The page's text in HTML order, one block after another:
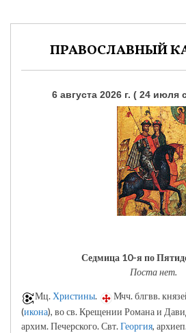
ПРАВОСЛАВНЫЙ
6 августа 2026 г. ( 24 июля
Седмица 10-я по
Поста нет.
Мц. Христины. Мчч. блгвв.
(икона), во св. Крещении Романа и
архим. Печерского. Свт.Георгия,